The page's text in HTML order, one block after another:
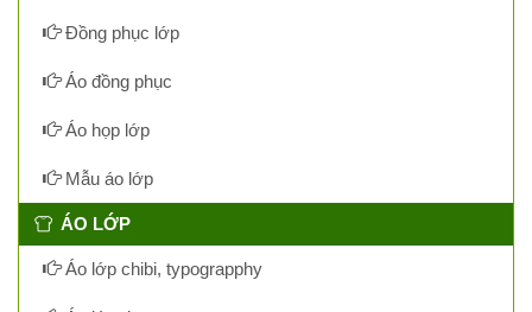
Đồng phục lớp
Áo đồng phục
Áo họp lớp
Mẫu áo lớp
ÁO LỚP
Áo lớp chibi, typograpphy